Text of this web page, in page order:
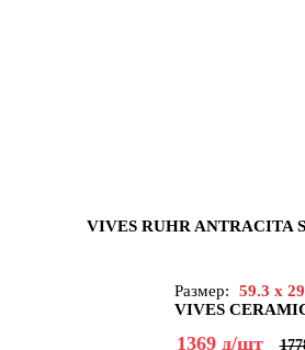
VIVES RUHR ANTRACITA
Размер:
59.3 x
VIVES
1369 д/шт